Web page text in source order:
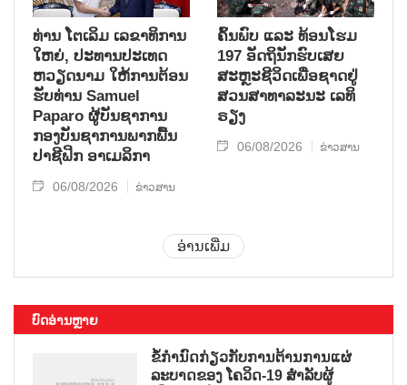
ທ່ານ ໂຕ​ເລິມ ເລ​ຂາ​ທິ​ການ​
ໃຫຍ່, ປະ​ທານ​ປະ​ເທດ ​
ຫວຽດ​ນາມ ໃຫ້​ການ​ຕ້ອນ​
ຮັບ​ທ່ານ Samuel
Paparo ຜູ້​ບັນ​ຊາ​ການ
ກອງ​ບັນ​ຊາ​ການພາກ​ພື້ນ​
ປາ​ຊີ​ຟິກ ອາ​ເມ​ລິ​ກາ
06/08/2026 ຂ່າວສານ
ຄົ້ນ​ພົບ ແລະ ທ້ອນ​ໂຮມ
197 ອັດ​ຖິ​ນັກ​ຮົບ​ເສຍ​
ສະຫຼະ​ຊີ​ວິດ​ເພື່ອ​ຊາດ​ຢູ່​
ສວນ​ສາ​ທາ​ລະ​ນະ ເລ​ທິ​
ຣຽງ
06/08/2026 ຂ່າວສານ
ອ່ານເພີ່ມ
ບົດອ່ານຫຼາຍ
ຂໍ້ກຳນົດກ່ຽວກັບການຕ້ານການແຜ່
ລະບາດຂອງ ໂຄວິດ-19 ສຳລັບຜູ້